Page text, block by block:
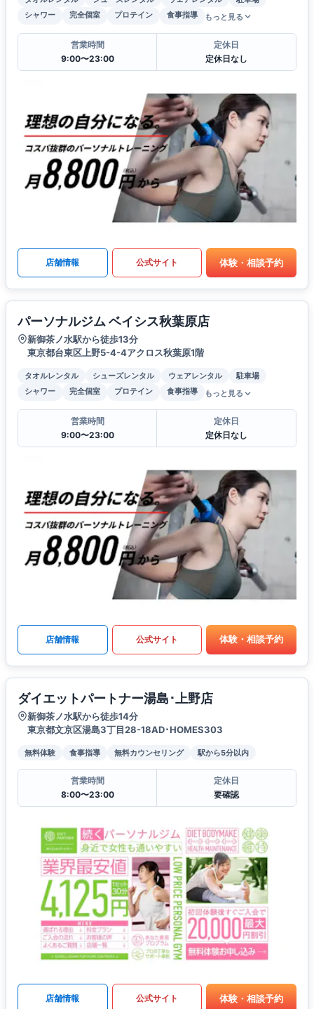
シャワー
完全個室 プロテイン 食事指導 もっと見る
営業時間
9:00〜23:00
定休日
定休日なし
店舗情報 公式サイト 体験・相談予約
パーソナルジム ベイシス秋葉原店
新御茶ノ水駅から徒歩13分
東京都台東区上野5-4-4アクロス秋葉原1階
タオルレンタル シューズレンタル ウェアレンタル
駐車場
シャワー
完全個室 プロテイン 食事指導 もっと見る
営業時間
9:00〜23:00
定休日
定休日なし
店舗情報 公式サイト 体験・相談予約
ダイエットパートナー湯島･上野店
新御茶ノ水駅から徒歩14分
東京都文京区湯島3丁目28-18AD･HOMES303
無料体験 食事指導 無料カウンセリング 駅から5分以内
営業時間
8:00〜23:00
定休日
要確認
店舗情報 公式サイト 体験・相談予約